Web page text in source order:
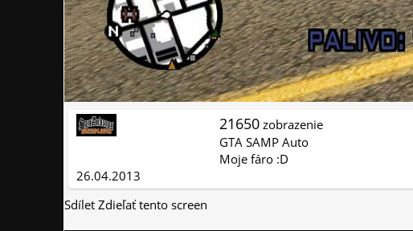
21650zobrazenie
GTA SAMP Auto
Moje fáro :D
26.04.2013
Sdílet Zdieľať tento screen